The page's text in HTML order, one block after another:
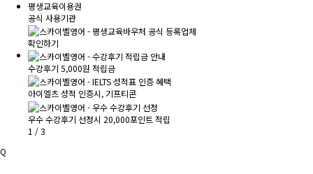
평생교육이용권
공식 사용기관
확인하기
수강후기 5,000원 적립금
아이엘츠 성적 인증시, 기프티콘
우수 수강후기 선정시 20,000포인트 적립
1 /3
Q